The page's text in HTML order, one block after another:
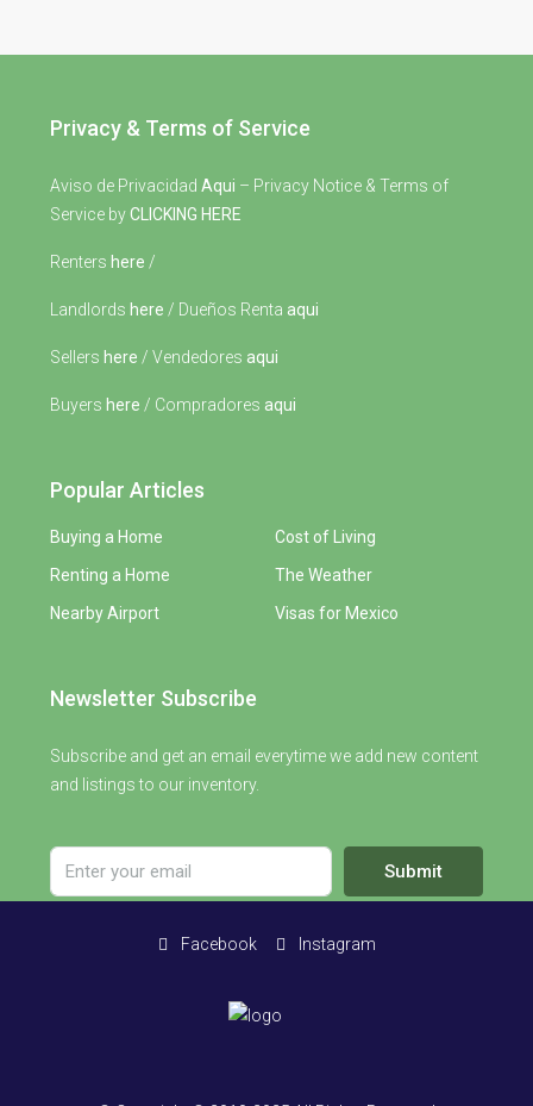
Privacy & Terms of Service
Aviso de Privacidad Aqui – Privacy Notice & Terms of
Service byCLICKING HERE
Renters here /
Landlords here / Dueños Renta aqui
Sellers here / Vendedores aqui
Buyers here / Compradores aqui
Popular Articles
Buying a Home
Renting a Home
Nearby Airport
Cost of Living
The Weather
Visas for Mexico
Newsletter Subscribe
Subscribe and get an email everytime we add new content
and listings to our inventory.
Submit
Facebook Instagram